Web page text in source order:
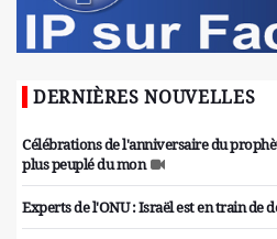
DERNIÈRES NOUVELLES
Célébrations de l'anniversaire du
plus peuplé du mon
Experts de l'ONU : Israël est en train de